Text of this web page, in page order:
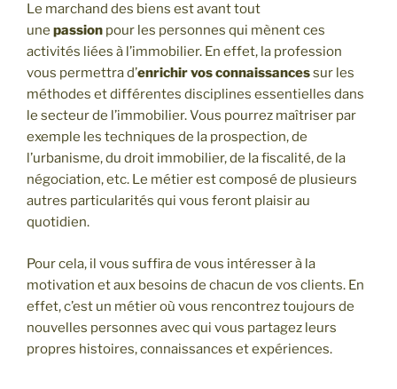
Le marchand des biens est avant tout
une passion pour les personnes qui mènent ces
activités liées à l’immobilier. En effet, la profession
vous permettra d’enrichir vos connaissancessur les
méthodes et différentes disciplines essentielles dans
le secteur de l’immobilier. Vous pourrez maîtriser par
exemple les techniques de la prospection, de
l’urbanisme, du droit immobilier, de la fiscalité, de la
négociation, etc. Le métier est composé de plusieurs
autres particularités qui vous feront plaisir au
quotidien.
Pour cela, il vous suffira de vous intéresser à la
motivation et aux besoins de chacun de vos clients. En
effet, c’est un métier où vous rencontrez toujours de
nouvelles personnes avec qui vous partagez leurs
propres histoires, connaissances et expériences.